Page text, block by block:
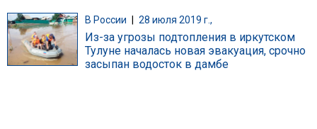
В России 28 июля 2019 г.,
Из-за угрозы подтопления в иркутском
Тулуне началась новая эвакуация, срочно
засыпан водосток в дамбе